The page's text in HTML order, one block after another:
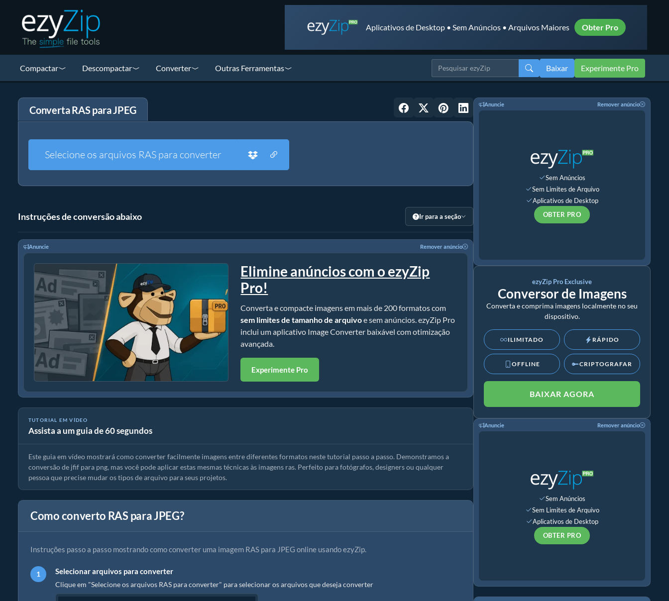
Aplicativos de Desktop • Sem Anúncios • Arquivos Maiores Obter Pro
Compactar Descompactar Converter Outras Ferramentas Baixar Experimente Pro
Converta RAS para JPEG
Selecione os arquivos RAS para converter
Instruções de conversão abaixo Ir para a seção
Anuncie Remover anúncio
Elimine anúncios com o ezyZip
Pro!
Converta e compacte imagens em mais de 200 formatos com
sem limites de tamanho de arquivoe sem anúncios. ezyZip Pro
inclui um aplicativo Image Converter baixável com otimização
avançada.
Experimente Pro
TUTORIAL EM VÍDEO
Assista a um guia de 60 segundos
Como converter formato de imagem online
Este guia em vídeo mostrará como converter facilmente imagens entre diferentes formatos neste tutorial passo a passo. Demonstramos a
conversão de jfif para png, mas você pode aplicar estas mesmas técnicas às imagens ras. Perfeito para fotógrafos, designers ou qualquer
pessoa que precise mudar os tipos de arquivo para seus projetos.
Como converto RAS para JPEG?
Instruções passo a passo mostrando como converter uma imagem RAS para JPEG online usando ezyZip.
Selecionar arquivos para converter
Clique em "Selecione os arquivos RAS para converter" para selecionar os arquivos que deseja converter
Anuncie Remover anúncio
Sem Anúncios
Sem Limites de Arquivo
Aplicativos de Desktop
OBTER PRO
ezyZip Pro Exclusive
Conversor de Imagens
Converta e comprima imagens localmente no seu
dispositivo.
ILIMITADO RÁPIDO
OFFLINE CRIPTOGRAFAR
BAIXAR AGORA
Anuncie Remover anúncio
Sem Anúncios
Sem Limites de Arquivo
Aplicativos de Desktop
OBTER PRO